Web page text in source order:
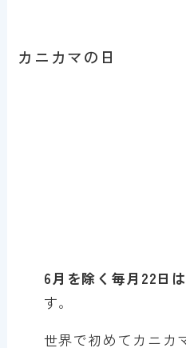
カニカマの日
6月を除く毎月22日
す。
世界で初めてカニカ